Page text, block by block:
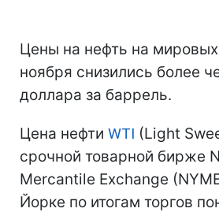
Цены на нефть на
ноября снизились более
доллара за баррель.
Цена нефти WTI (Light
срочной товарной бирже
Mercantile Exchange
Йорке по итогам торгов